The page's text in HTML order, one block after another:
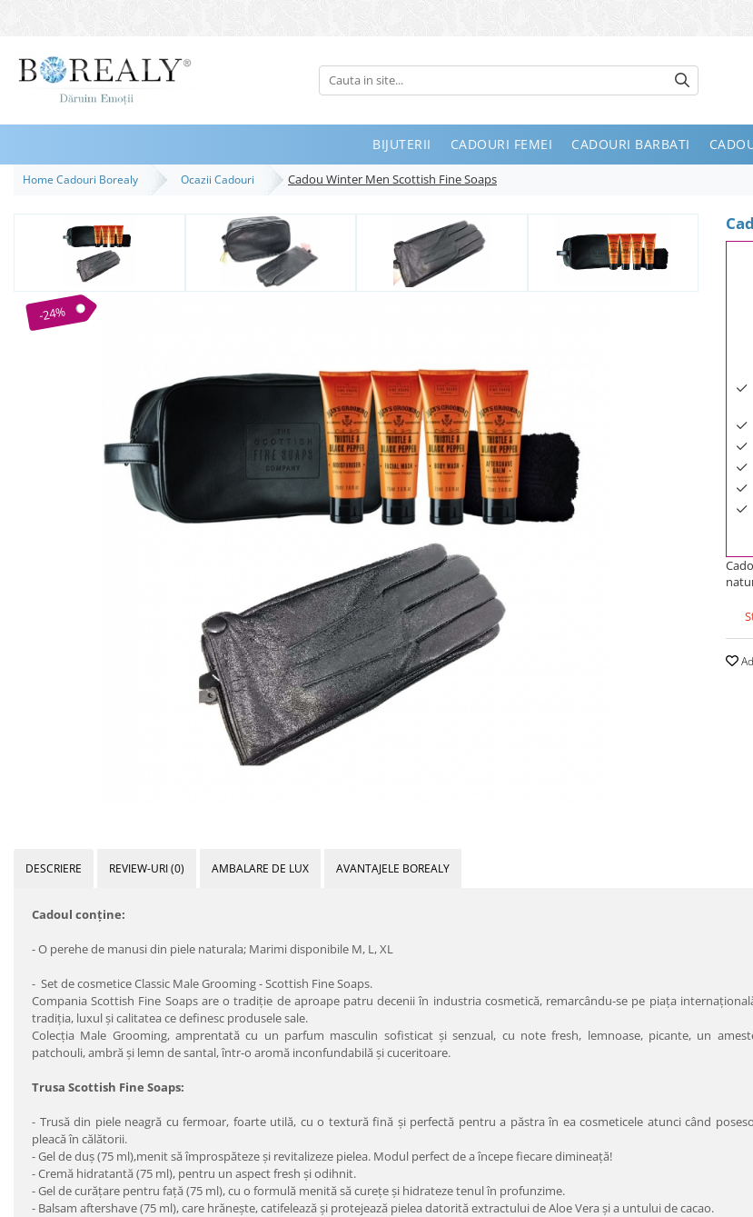
Bijuterii
Inele
Bratari
Destinatari
BIJUTERII CADOURI FEMEI CADOURI BARBATI
Home Cadouri Borealy Ocazii Cadouri Cadou Winter Men Scottish Fine Soaps
-24%
DESCRIERE REVIEW-URI(0) AMBALARE DE LUX AVANTAJELE BOREALY
Cadoul conţine:
- O perehe de manusi din piele naturala; Marimi disponibile M, L, XL
- Set de cosmetice Classic Male Grooming - Scottish Fine Soaps.
Compania Scottish Fine Soaps are o tradiţie de aproape patru decenii în industria cosmetică, remarcându-se pe piaţa
tradiţia, luxul şi calitatea ce definesc produsele sale.
Colecţia Male Grooming, amprentată cu un parfum masculin sofisticat şi senzual, cu note fresh, lemnoase, picante, un
patchouli, ambră şi lemn de santal, într-o aromă inconfundabilă şi cuceritoare.
Trusa Scottish Fine Soaps:
- Trusă din piele neagră cu fermoar, foarte utilă, cu o textură fină şi perfectă pentru a păstra în ea cosmeticele atunci când
pleacă în călătorii.
- Gel de duș (75 ml),menit să împrospăteze şi revitalizeze pielea. Modul perfect de a începe fiecare dimineaţă!
- Cremă hidratantă (75 ml), pentru un aspect fresh și odihnit.
- Gel de curățare pentru faţă (75 ml), cu o formulă menită să cureţe şi hidrateze tenul în profunzime.
- Balsam aftershave (75 ml), care hrăneşte, catifelează şi protejează pielea datorită extractului de Aloe Vera şi a untului de cacao.